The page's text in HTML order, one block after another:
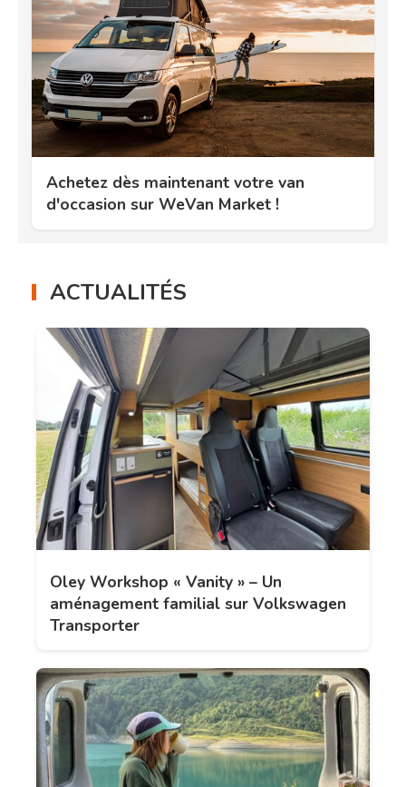
Achetez dès maintenant votre van
d'occasion sur WeVan Market !
ACTUALITÉS
Oley Workshop « Vanity » – Un
aménagement familial sur Volkswagen
Transporter